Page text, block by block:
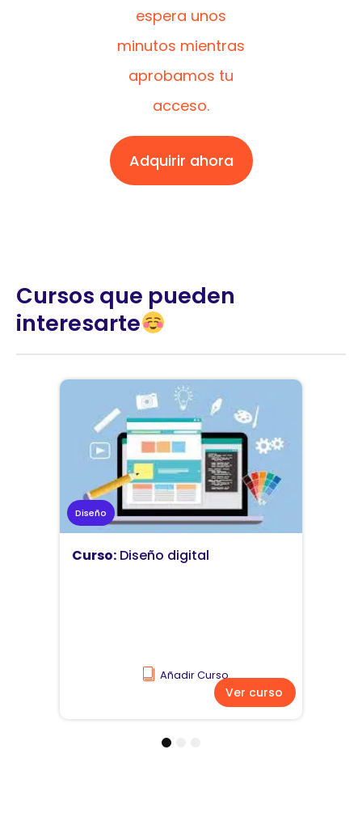
espera unos
minutos mientras
aprobamos tu
acceso.
Adquirir ahora
Cursos que pueden
interesarte
Marketing
Curso:Diseño y comunicación
Añadir Curso
Ver curso